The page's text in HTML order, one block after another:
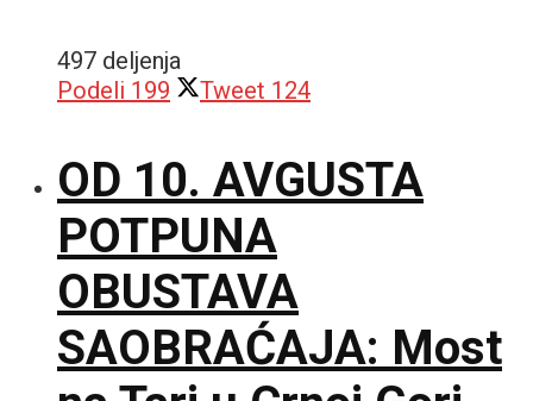
497 deljenja
Podeli 199 Tweet 124
OD 10. AVGUSTA
POTPUNA
OBUSTAVA
SAOBRAĆAJA: Most